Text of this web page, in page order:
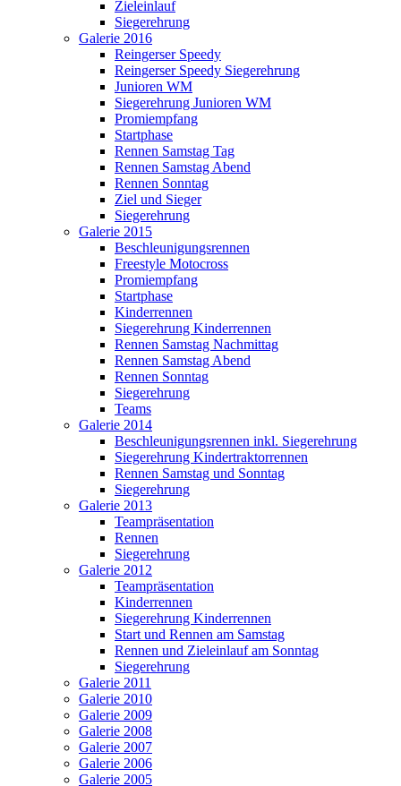
Zieleinlauf
Siegerehrung
Galerie 2016
Reingerser Speedy
Reingerser Speedy Siegerehrung
Junioren WM
Siegerehrung Junioren WM
Promiempfang
Startphase
Rennen Samstag Tag
Rennen Samstag Abend
Rennen Sonntag
Ziel und Sieger
Siegerehrung
Galerie 2015
Beschleunigungsrennen
Freestyle Motocross
Promiempfang
Startphase
Kinderrennen
Siegerehrung Kinderrennen
Rennen Samstag Nachmittag
Rennen Samstag Abend
Rennen Sonntag
Siegerehrung
Teams
Galerie 2014
Beschleunigungsrennen inkl. Siegerehrung
Siegerehrung Kindertraktorrennen
Rennen Samstag und Sonntag
Siegerehrung
Galerie 2013
Teampräsentation
Rennen
Siegerehrung
Galerie 2012
Teampräsentation
Kinderrennen
Siegerehrung Kinderrennen
Start und Rennen am Samstag
Rennen und Zieleinlauf am Sonntag
Siegerehrung
Galerie 2011
Galerie 2010
Galerie 2009
Galerie 2008
Galerie 2007
Galerie 2006
Galerie 2005